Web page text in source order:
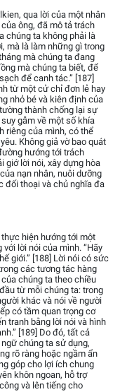
qua lời của một nhân
ông, đã mô tả trách
chúng ta không phải là
mà là làm những gì trong
mà chúng ta đang
mà chúng ta biết, để
để canh tác.” [187]
từ một cử chỉ đơn lẻ hay
nhỏ bé và kiên định của
thành chống lại sự
gẫm về một số khía
riêng của mình, có thể
Không giả vờ bao quát
hướng tới trách
giớ lời nói, xây dựng hòa
nạn nhân, nuôi dưỡng
đối thoại và chủ nghĩa đa
hiện hướng tới một
lời nói của mình. “Hãy
giới.” [188] Lời nói có sức
các tương tác hàng
chúng ta theo chiều
từ mỗi chúng ta: trong
khác và nói về người
có tầm quan trọng cơ
tranh bằng lời nói và hình
[189] Do đó, tất cả
chúng ta sử dụng,
rõ ràng hoặc ngầm ẩn
góp cho lợi ích chung
khôn ngoan, hỗ trợ
và lên tiếng cho